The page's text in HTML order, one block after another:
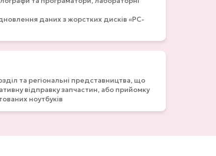
даних з жорстких дисків «PC-
та регіональні представництва, що
відправку запчастин, або прийомку
ноутбуків